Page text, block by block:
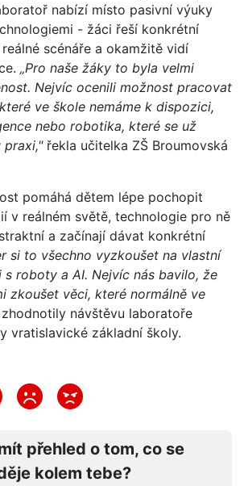
nabízí místo pasivní výuky
- žáci řeší konkrétní
scénáře a okamžitě vidí
„Pro naše žáky to byla velmi
Nejvíc ocenili možnost pracovat
ve škole nemáme k dispozici,
nebo robotika, které se už
praxi,"řekla učitelka ZŠ Broumovská
pomáhá dětem lépe pochopit
v reálném světě, technologie pro ně
a začínají dávat konkrétní
si to všechno vyzkoušet na vlastní
s roboty a AI. Nejvíc nás bavilo, že
zkoušet věci, které normálně ve
návštěvu laboratoře
vratislavické základní školy.
přehled o tom, co se
kolem tebe?